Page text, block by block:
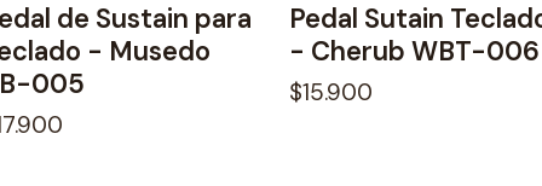
de Sustain para
- Musedo
005
Pedal Sutain
- Cherub WBT-006
$15.900